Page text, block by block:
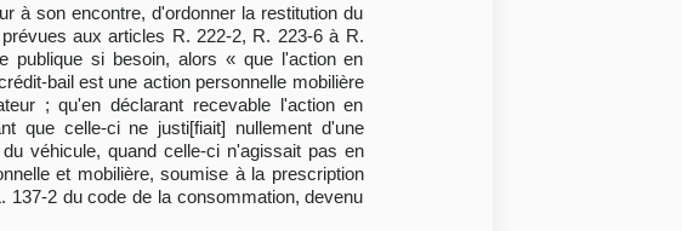
à son encontre, d'ordonner la restitution du
aux articles R. 222-2, R. 223-6 à R.
publique si besoin, alors « que l'action en
bail est une action personnelle mobilière
; qu'en déclarant recevable l'action en
que celle-ci ne justi[fiait] nullement d'une
véhicule, quand celle-ci n'agissait pas en
et mobilière, soumise à la prescription
137-2 du code de la consommation, devenu